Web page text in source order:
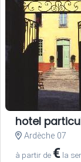
hotel
Ardèche 07
à partir de € la